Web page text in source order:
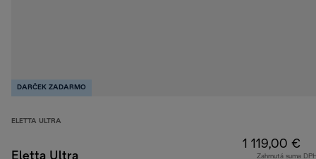
DARČEK ZADARMO
ELETTA ULTRA
1 119,00 €
Zahrnutá suma